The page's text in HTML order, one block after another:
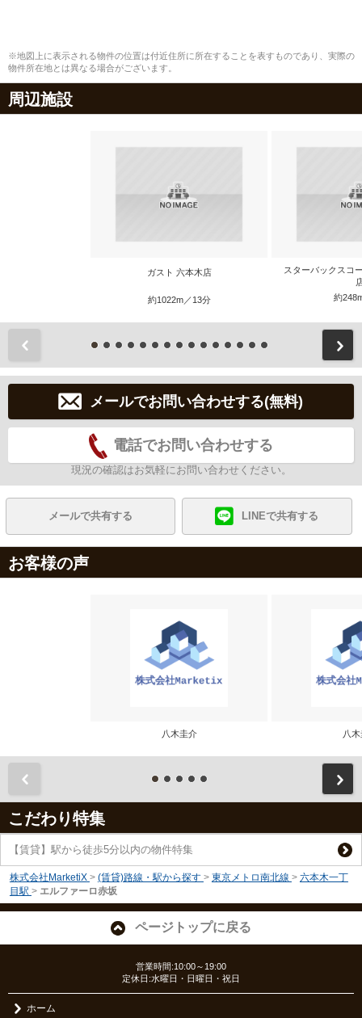
※地図上に表示される物件の位置は付近住所に所在することを表すものであり、実際の
物件所在地とは異なる場合がございます。
周辺施設
ガスト 六本木店
約1022m／13分
スターバックスコ
約
メールでお問い合わせする(無料)
電話でお問い合わせする
現況の確認はお気軽にお問い合わせください。
メールで共有する LINEで共有する
お客様の声
八木圭介 八
こだわり特集
【賃貸】駅から徒歩5分以内の物件特集
株式会社MarketiX > (賃貸)路線・駅から探す > 東京メトロ南北線 > 六本木一丁
目駅 > エルファーロ赤坂
ページトップに戻る
営業時間:10:00～19:00
定休日:水曜日・日曜日・祝日
ホーム